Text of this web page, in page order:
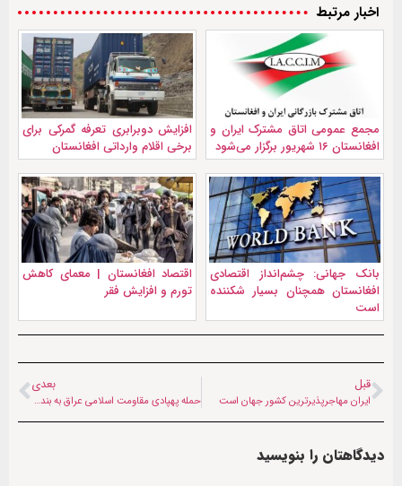
اخبار مرتبط
مجمع عمومی اتاق مشترک ایران و
افغانستان ۱۶ شهریور برگزار می‌شود
افزایش دوبرابری تعرفه گمرکی برای
برخی اقلام وارداتی افغانستان
بانک جهانی: چشم‌انداز اقتصادی
افغانستان همچنان بسیار شکننده
است
اقتصاد افغانستان | معمای کاهش
تورم و افزایش فقر
قبل
ایران مهاجرپذیرترین کشور جهان است
بعدی
حمله پهپادی مقاومت اسلامی عراق به بندر حیفا در فلسطین اشغالی+ویدئو
دیدگاهتان را بنویسید